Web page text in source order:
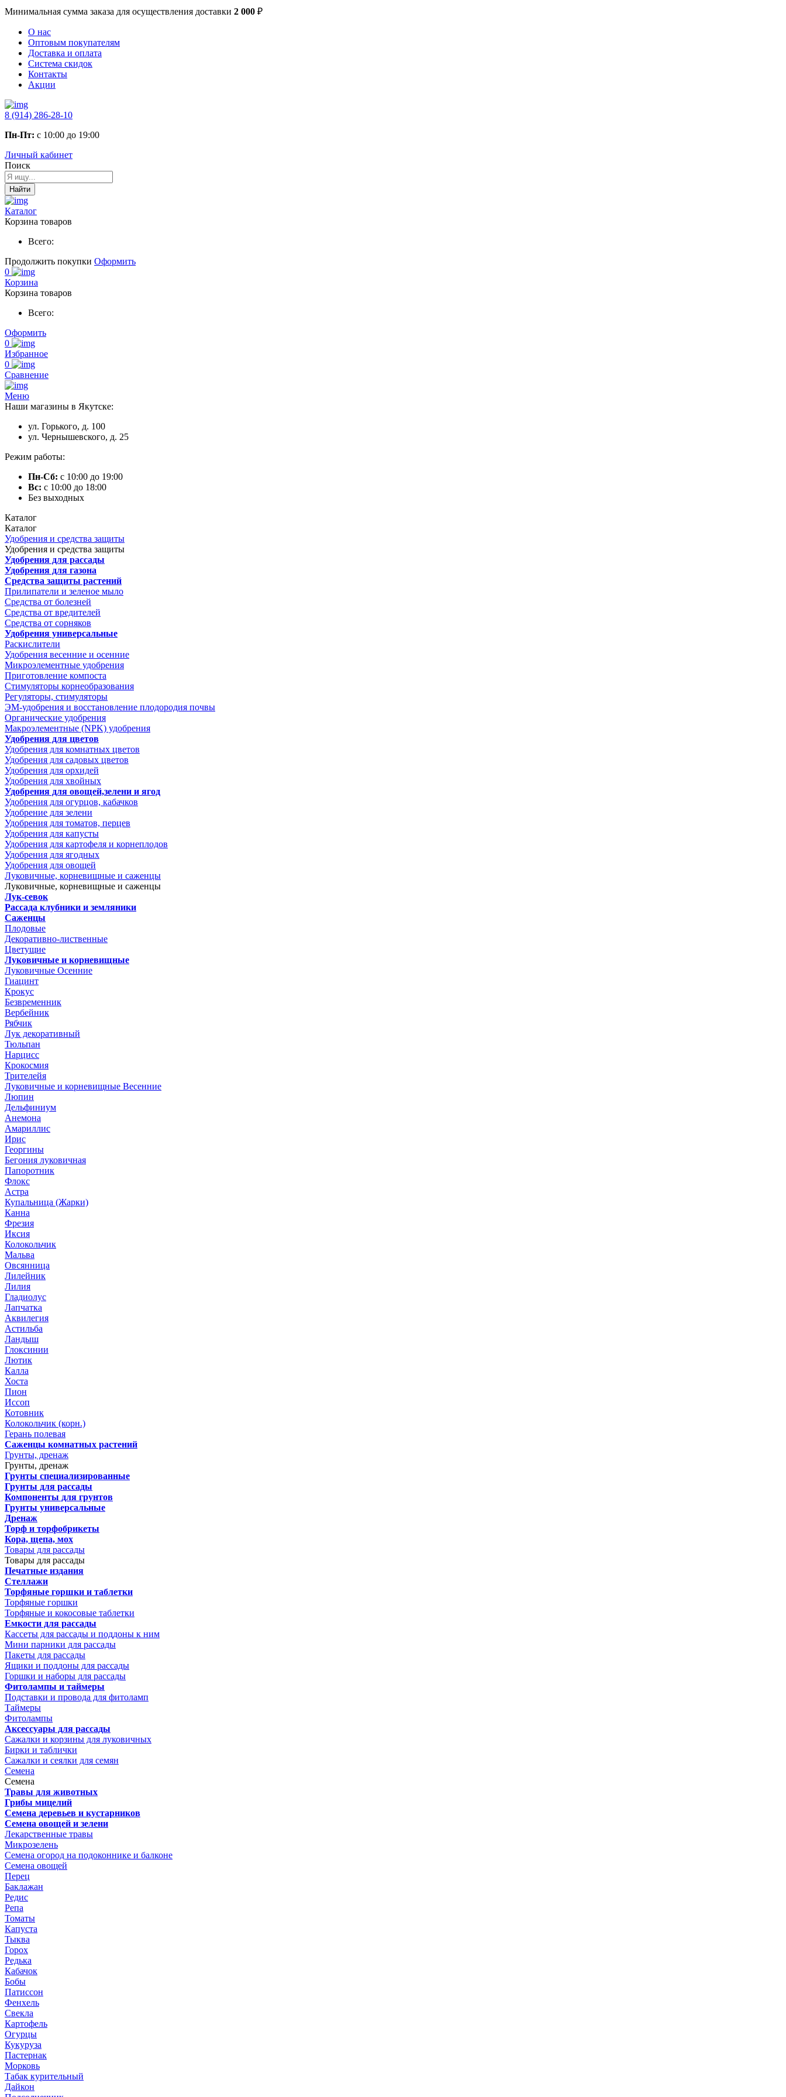
Минимальная сумма заказа для осуществления доставки 2 000 ₽
О нас
Оптовым покупателям
Доставка и оплата
Система скидок
Контакты
Акции
8 (914) 286-28-10
Пн-Пт: с 10:00 до 19:00
Личный кабинет
Поиск
Найти
Каталог
Корзина товаров
Всего:
Продолжить покупки Оформить
0
Корзина
Корзина товаров
Всего:
Оформить
0
Избранное
0
Сравнение
Меню
Наши магазины в Якутске:
ул. Горького, д. 100
ул. Чернышевского, д. 25
Режим работы:
Пн-Сб: с 10:00 до 19:00
Вс: с 10:00 до 18:00
Без выходных
Каталог
Каталог
Удобрения и средства защиты
Удобрения и средства защиты
Удобрения для рассады
Удобрения для газона
Средства защиты растений
Прилипатели и зеленое мыло
Средства от болезней
Средства от вредителей
Средства от сорняков
Удобрения универсальные
Раскислители
Удобрения весенние и осенние
Микроэлементные удобрения
Приготовление компоста
Стимуляторы корнеобразования
Регуляторы, стимуляторы
ЭМ-удобрения и восстановление плодородия почвы
Органические удобрения
Макроэлементные (NPK) удобрения
Удобрения для цветов
Удобрения для комнатных цветов
Удобрения для садовых цветов
Удобрения для орхидей
Удобрения для хвойных
Удобрения для овощей,зелени и ягод
Удобрения для огурцов, кабачков
Удобрение для зелени
Удобрения для томатов, перцев
Удобрения для капусты
Удобрения для картофеля и корнеплодов
Удобрения для ягодных
Удобрения для овощей
Луковичные, корневищные и саженцы
Луковичные, корневищные и саженцы
Лук-севок
Рассада клубники и земляники
Саженцы
Плодовые
Декоративно-лиственные
Цветущие
Луковичные и корневищные
Луковичные Осенние
Гиацинт
Крокус
Безвременник
Вербейник
Рябчик
Лук декоративный
Тюльпан
Нарцисс
Крокосмия
Трителейя
Луковичные и корневищные Весенние
Люпин
Дельфиниум
Анемона
Амариллис
Ирис
Георгины
Бегония луковичная
Папоротник
Флокс
Астра
Купальница (Жарки)
Канна
Фрезия
Иксия
Колокольчик
Мальва
Овсянница
Лилейник
Лилия
Гладиолус
Лапчатка
Аквилегия
Астильба
Ландыш
Глоксинии
Лютик
Калла
Хоста
Пион
Иссоп
Котовник
Колокольчик (корн.)
Герань полевая
Саженцы комнатных растений
Грунты, дренаж
Грунты, дренаж
Грунты специализированные
Грунты для рассады
Компоненты для грунтов
Грунты универсальные
Дренаж
Торф и торфобрикеты
Кора, щепа, мох
Товары для рассады
Товары для рассады
Печатные издания
Стеллажи
Торфяные горшки и таблетки
Торфяные горшки
Торфяные и кокосовые таблетки
Емкости для рассады
Кассеты для рассады и поддоны к ним
Мини парники для рассады
Пакеты для рассады
Ящики и поддоны для рассады
Горшки и наборы для рассады
Фитолампы и таймеры
Подставки и провода для фитоламп
Таймеры
Фитолампы
Аксессуары для рассады
Сажалки и корзины для луковичных
Бирки и таблички
Сажалки и сеялки для семян
Семена
Семена
Травы для животных
Грибы мицелий
Семена деревьев и кустарников
Семена овощей и зелени
Лекарственные травы
Микрозелень
Семена огород на подоконнике и балконе
Семена овощей
Перец
Баклажан
Редис
Репа
Томаты
Капуста
Тыква
Горох
Редька
Кабачок
Бобы
Патиссон
Фенхель
Свекла
Картофель
Огурцы
Кукуруза
Пастернак
Морковь
Табак курительный
Дайкон